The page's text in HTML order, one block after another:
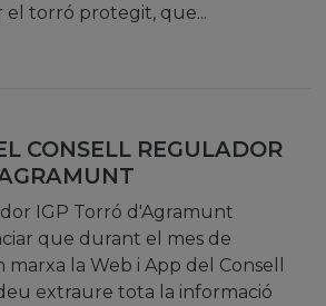
el torró protegit, que...
CONSELL REGULADOR
IGP Torró d'Agramunt
que durant el mes de
la Web i App del Consell
extraure tota la informació